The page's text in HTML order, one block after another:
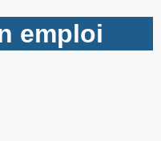
emploi